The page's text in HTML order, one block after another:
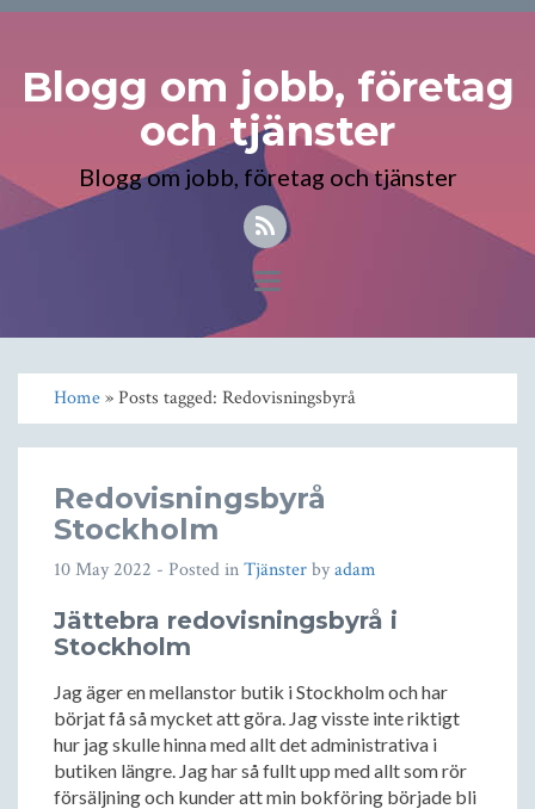
Blogg om jobb, företag
och tjänster
Blogg om jobb, företag och tjänster
Toggle
navigation
Home» Posts tagged: Redovisningsbyrå
Redovisningsbyrå
Stockholm
10 May 2022 - Posted inTjänsterbyadam
Jättebra redovisningsbyrå i
Stockholm
Jag äger en mellanstor butik i Stockholm och har
börjat få så mycket att göra. Jag visste inte riktigt
hur jag skulle hinna med allt det administrativa i
butiken längre. Jag har så fullt upp med allt som rör
försäljning och kunder att min bokföring började bli